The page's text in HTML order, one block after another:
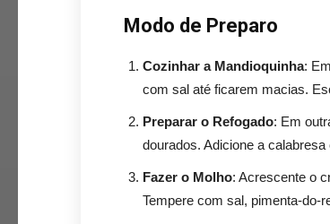
Modo de Preparo
Cozinhar a Mandioquinha:
com sal até ficarem macias.
Preparar o Refogado: Em
dourados. Adicione a
Fazer o Molho: Acrescente o
Tempere com sal, pimenta-do-